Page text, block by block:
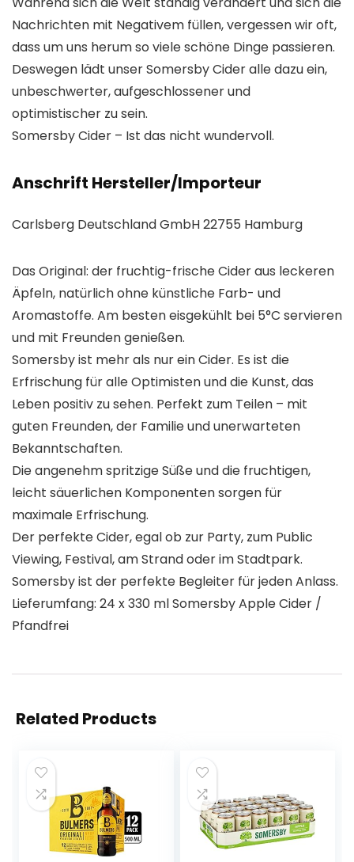
Nachrichten mit Negativem füllen, vergessen wir oft,
dass um uns herum so viele schöne Dinge passieren.
Deswegen lädt unser Somersby Cider alle dazu ein,
unbeschwerter, aufgeschlossener und
optimistischer zu sein.
Somersby Cider – Ist das nicht wundervoll.
Anschrift Hersteller/Importeur
Carlsberg Deutschland GmbH 22755 Hamburg
Das Original: der fruchtig-frische Cider aus leckeren
Äpfeln, natürlich ohne künstliche Farb- und
Aromastoffe. Am besten eisgekühlt bei 5°C servieren
und mit Freunden genießen.
Somersby ist mehr als nur ein Cider. Es ist die
Erfrischung für alle Optimisten und die Kunst, das
Leben positiv zu sehen. Perfekt zum Teilen – mit
guten Freunden, der Familie und unerwarteten
Bekanntschaften.
Die angenehm spritzige Süße und die fruchtigen,
leicht säuerlichen Komponenten sorgen für
maximale Erfrischung.
Der perfekte Cider, egal ob zur Party, zum Public
Viewing, Festival, am Strand oder im Stadtpark.
Somersby ist der perfekte Begleiter für jeden Anlass.
Lieferumfang: 24 x 330 ml Somersby Apple Cider /
Pfandfrei
Related Products